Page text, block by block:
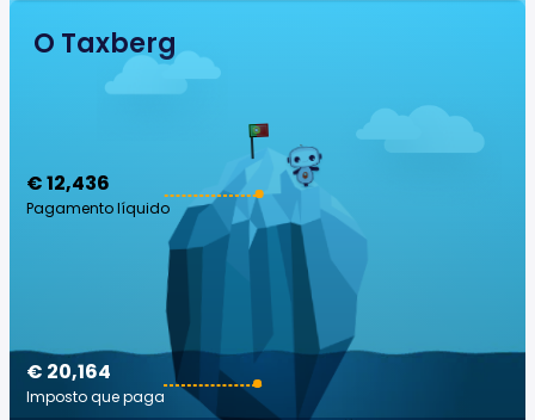
O Taxberg
€ 12,436
Pagamento líquido
€ 20,164
Imposto que paga